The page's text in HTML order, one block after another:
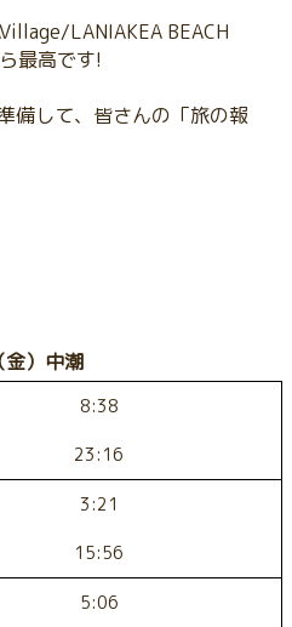
LANIAKEA BEACH
最高です!
備して、皆さんの「旅の報
）中潮
8:38
23:16
3:21
15:56
5:06